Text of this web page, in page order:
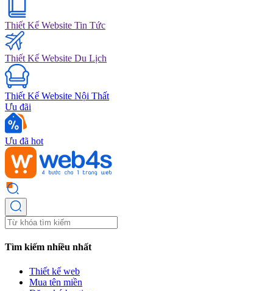
Thiết Kế Website Tin Tức
Thiết Kế Website Du Lịch
Thiết Kế Website Nội Thất
Ưu đãi
Ưu đã hot
Tìm kiếm nhiều nhất
Thiết kế web
Mua tên miền